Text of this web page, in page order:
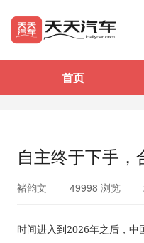
首页
自主终于下手，
褚韵文 49998 浏览
时间进入到2026年之后，中